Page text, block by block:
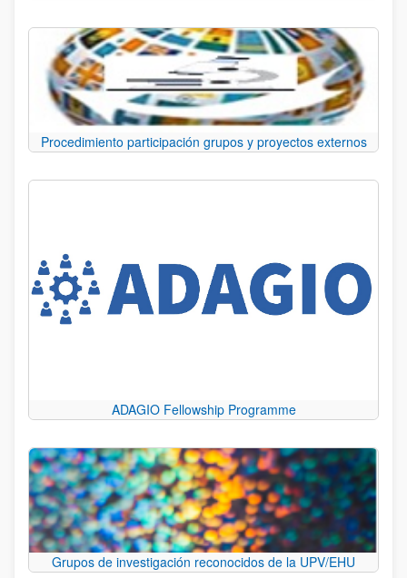
Procedimiento participación grupos y proyectos externos
ADAGIO Fellowship Programme
Grupos de investigación reconocidos de la UPV/EHU